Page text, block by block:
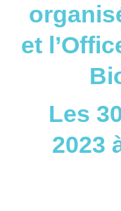
et
Les
2023